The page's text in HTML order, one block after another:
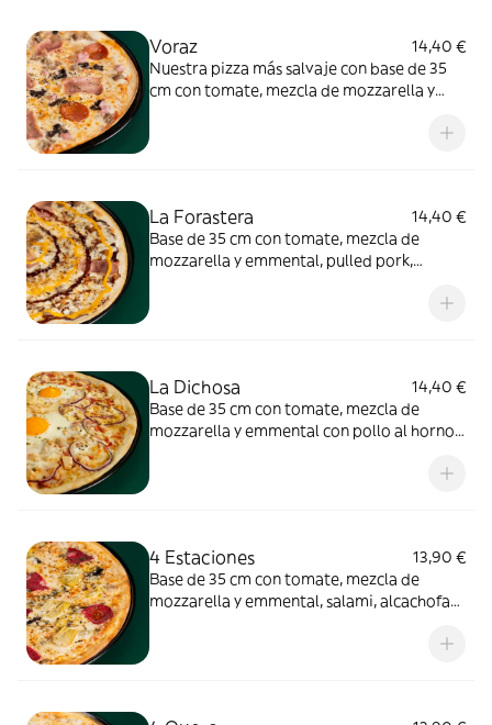
Voraz
14,40 €
Nuestra pizza más salvaje con base de 35
cm con tomate, mezcla de mozzarella y
La Forastera
14,40 €
Base de 35 cm con tomate, mezcla de
mozzarella y emmental, pulled pork,
La Dichosa
14,40 €
Base de 35 cm con tomate, mezcla de
mozzarella y emmental con pollo al horno,
4 Estaciones
13,90 €
Base de 35 cm con tomate, mezcla de
mozzarella y emmental, salami, alcachofas